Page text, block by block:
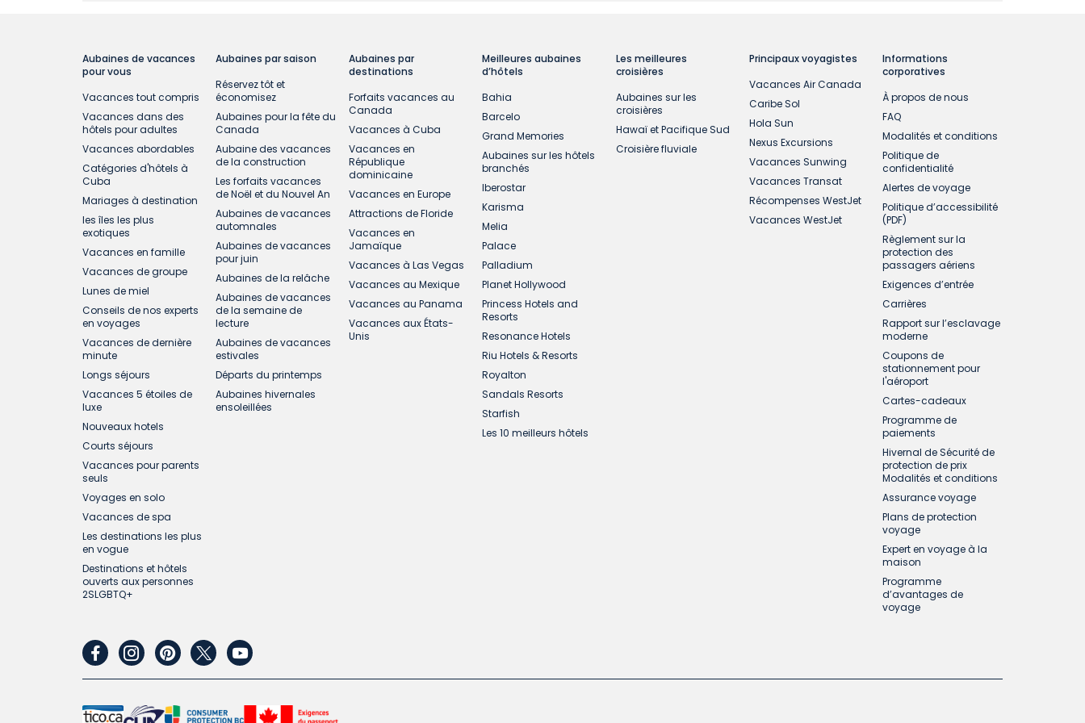
Aubaines de vacances
pour vous
Vacances tout compris
Vacances dans des
hôtels pour adultes
Vacances abordables
Catégories d'hôtels à
Cuba
Mariages à destination
les îles les plus
exotiques
Vacances en famille
Vacances de groupe
Lunes de miel
Conseils de nos experts
en voyages
Vacances de dernière
minute
Longs séjours
Vacances 5 étoiles de
luxe
Nouveaux hotels
Courts séjours
Vacances pour parents
seuls
Voyages en solo
Vacances de spa
Les destinations les plus
en vogue
Destinations et hôtels
ouverts aux personnes
2SLGBTQ+
Aubaines par saison
Réservez tôt et
économisez
Aubaines pour la fête du
Canada
Aubaine des vacances
de la construction
Les forfaits vacances
de Noël et du Nouvel An
Aubaines de vacances
automnales
Aubaines de vacances
pour juin
Aubaines de la relâche
Aubaines de vacances
de la semaine de
lecture
Aubaines de vacances
estivales
Départs du printemps
Aubaines hivernales
ensoleillées
Aubaines par
destinations
Forfaits vacances au
Canada
Vacances à Cuba
Vacances en
République
dominicaine
Vacances en Europe
Attractions de Floride
Vacances en
Jamaïque
Vacances à Las Vegas
Vacances au Mexique
Vacances au Panama
Vacances aux États-
Unis
Meilleures aubaines
d’hôtels
Bahia
Barcelo
Grand Memories
Aubaines sur les hôtels
branchés
Iberostar
Karisma
Melia
Palace
Palladium
Planet Hollywood
Princess Hotels and
Resorts
Resonance Hotels
Riu Hotels & Resorts
Royalton
Sandals Resorts
Starfish
Les 10 meilleurs hôtels
Les meilleures
croisières
Aubaines sur les
croisières
Hawaï et Pacifique Sud
Croisière fluviale
Principaux voyagistes
Vacances Air Canada
Caribe Sol
Hola Sun
Nexus Excursions
Vacances Sunwing
Vacances Transat
Récompenses WestJet
Vacances WestJet
Informations
corporatives
À propos de nous
FAQ
Modalités et conditions
Politique de
confidentialité
Alertes de voyage
Politique d’accessibilité
(PDF)
Règlement sur la
protection des
passagers aériens
Exigences d’entrée
Carrières
Rapport sur l’esclavage
moderne
Coupons de
stationnement pour
l'aéroport
Cartes-cadeaux
Programme de
paiements
Hivernal de Sécurité de
protection de prix
Modalités et conditions
Assurance voyage
Plans de protection
voyage
Expert en voyage à la
maison
Programme
d’avantages de
voyage
facebookinstagram
pinterest
twitteryoutube